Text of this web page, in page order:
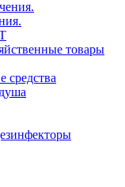
товары